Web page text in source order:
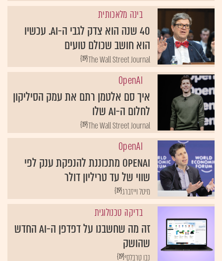
בינה מלאכותית
40 שנה הוא צדק לגבי ה-AI. עכשיו
הוא חושב שכולם טועים
{19}The Wall Street Journal
OpenAI
איך סם אלטמן רתם את עמק הסיליקון
לחלום ה-AI שלו
{19}The Wall Street Journal
OpenAI
OpenAI מתכוננת להנפקת ענק לפי
שווי של עד טריליון דולר
{19}מיטל וייזברג
בדיקה טכנולוגית
זה מה שחשבנו על דפדפן ה-AI החדש
שהושק
{19}נבו טרבלסי